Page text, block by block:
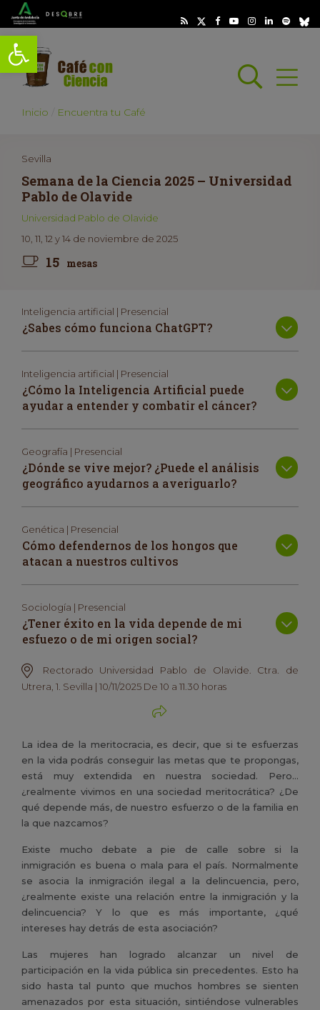
Abrir barra de herramientas
Abrir
Inicio Encuentra tu Café
Sevilla
Semana de la Ciencia 2025 – Universidad
Pablo de Olavide
Universidad Pablo de Olavide
10, 11, 12 y 14 de noviembre de 2025
15 mesas
Inteligencia artificial | Presencial
¿Sabes cómo funciona ChatGPT?
Inteligencia artificial | Presencial
¿Cómo la Inteligencia Artificial puede
ayudar a entender y combatir el cáncer?
Geografía | Presencial
¿Dónde se vive mejor? ¿Puede el análisis
geográfico ayudarnos a averiguarlo?
Genética | Presencial
Cómo defendernos de los hongos que
atacan a nuestros cultivos
Sociología | Presencial
¿Tener éxito en la vida depende de mi
esfuezo o de mi origen social?
Rectorado Universidad Pablo de Olavide. Ctra. de
Utrera, 1. Sevilla | 10/11/2025 De 10 a 11.30 horas
La idea de la meritocracia, es decir, que si te esfuerzas
en la vida podrás conseguir las metas que te propongas,
está muy extendida en nuestra sociedad. Pero…
¿realmente vivimos en una sociedad meritocrática? ¿De
qué depende más, de nuestro esfuerzo o de la familia en
la que nazcamos?
Existe mucho debate a pie de calle sobre si la
inmigración es buena o mala para el país. Normalmente
se asocia la inmigración ilegal a la delincuencia, pero,
¿realmente existe una relación entre la inmigración y la
delincuencia? Y lo que es más importante, ¿qué
intereses hay detrás de esta asociación?
Las mujeres han logrado alcanzar un nivel de
participación en la vida pública sin precedentes. Esto ha
sido hasta tal punto que muchos hombres se sienten
amenazados por esta situación, sintiéndose vulnerables